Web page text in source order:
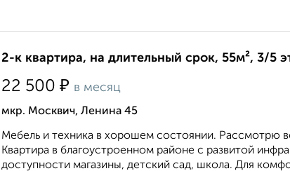
2-к квартира, на длительный срок, 55м², 3/5
22 500 ₽ в месяц
мкр. Москвич, Ленина 45
Мебель и техника в хорошем состоянии. Рассмотрю
Квартира в благоустроенном районе с развитой
доступности магазины, детский сад, школа. Для